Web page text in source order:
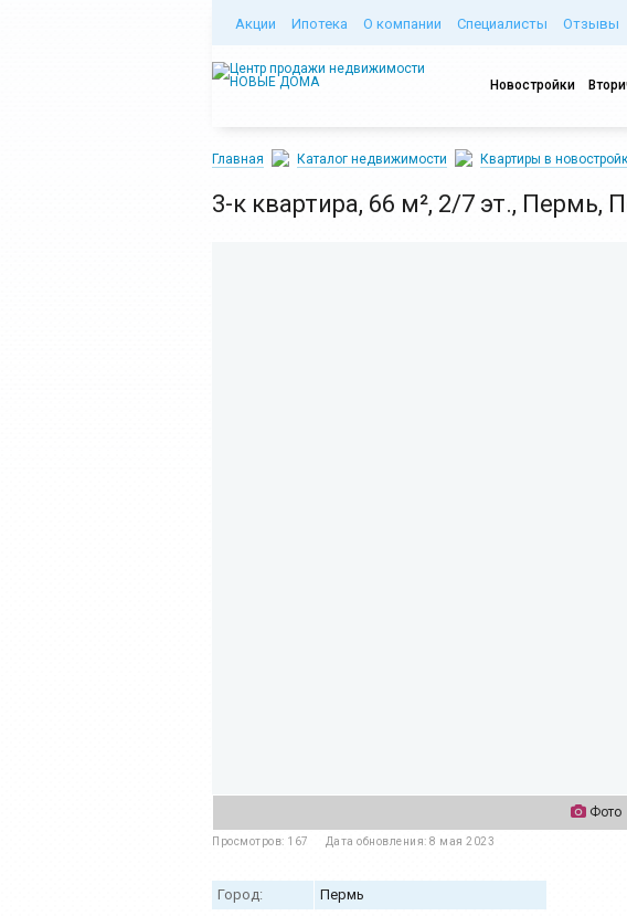
Акции Ипотека О компании Специалисты Отзывы
Новостройки
Главная Каталог недвижимости Квартиры в
3-к квартира, 66 м², 2/7 эт., Пермь,
Фото
Просмотров: 167 Дата обновления: 8 мая 2023
Город:
Пермь